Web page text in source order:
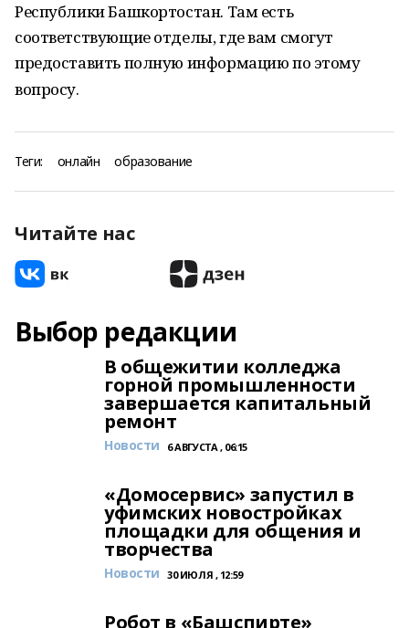
Республики Башкортостан. Там есть
соответствующие отделы, где вам смогут
предоставить полную информацию по этому
вопросу.
Теги: онлайн образование
Читайте нас
Выбор редакции
В общежитии колледжа
горной промышленности
завершается капитальный
ремонт
Новости 6 АВГУСТА , 06:15
«Домосервис» запустил в
уфимских новостройках
площадки для общения и
творчества
Новости 30 ИЮЛЯ , 12:59
Робот в «Башспирте»